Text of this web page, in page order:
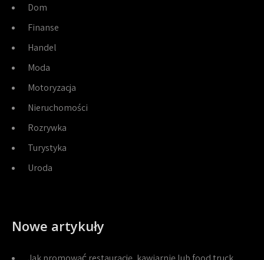
Dom
Finanse
Handel
Moda
Motoryzacja
Nieruchomości
Rozrywka
Turystyka
Uroda
Nowe artykuły